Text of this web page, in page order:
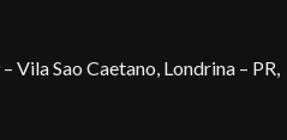
Vila Sao Caetano, Londrina – PR,